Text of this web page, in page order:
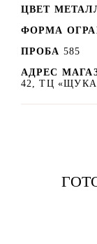
ЦВЕТ
ФОРМА
ПРОБА 585
АДРЕС
42, ТЦ